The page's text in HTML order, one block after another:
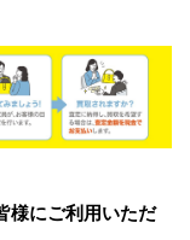
様にご利用いただ